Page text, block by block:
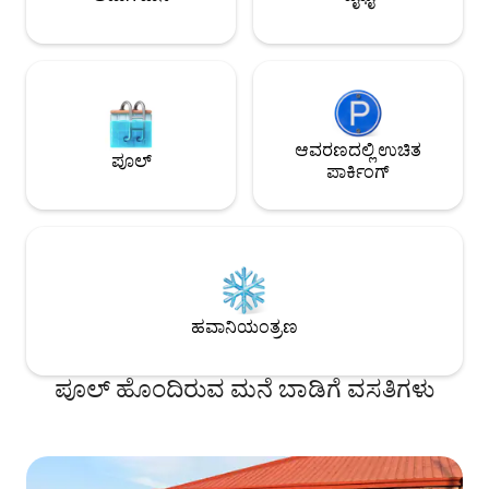
ಪೂಲ್
ಆವರಣದಲ್ಲಿ ಉಚಿತ
ಪಾರ್ಕಿಂಗ್
ಹವಾನಿಯಂತ್ರಣ
ಪೂಲ್ ಹೊಂದಿರುವ ಮನೆ ಬಾಡಿಗೆ ವಸತಿಗಳು